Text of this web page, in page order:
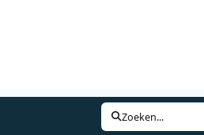
Zoeken...